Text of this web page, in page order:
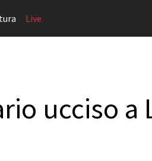
Live
ucciso